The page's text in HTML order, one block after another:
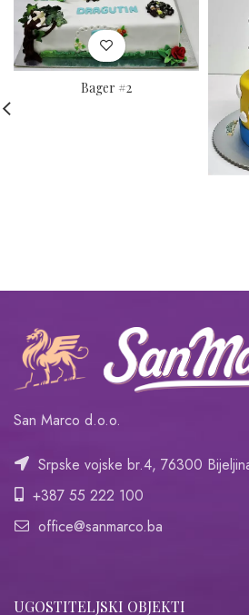
Bager #2
San Marco d.o.o.
Srpske vojske br.4, 76300
+387 55 222 100
office@sanmarco.ba
UGOSTITELJSKI OBJEKTI